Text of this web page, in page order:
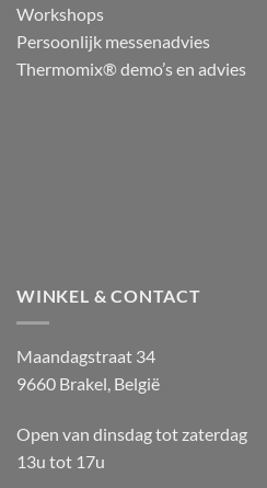
Workshops
Persoonlijk messenadvies
Thermomix® demo’s en advies
WINKEL & CONTACT
Maandagstraat 34
9660 Brakel, België
Open van dinsdag tot zaterdag
13u tot 17u